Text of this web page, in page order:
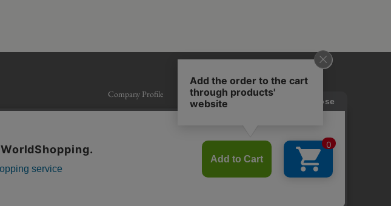
Company Profile
Terms of Use
Description based on the Specified Commercial Transactions Act